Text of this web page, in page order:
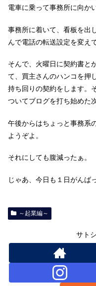
電車に乗って事務所に向か
事務所に着いて、看板を出
んで電話の転送設定を変え
そんで、火曜日に契約書と
て、買主さんのハンコを押
持ち回りの契約をします。
ついてブログを打ち始めた
午後からはちょっと事務系
ようぞよ。
それにしても腹減ったぁ。
じゃあ、今日も１日がんば
～起業編～
サト